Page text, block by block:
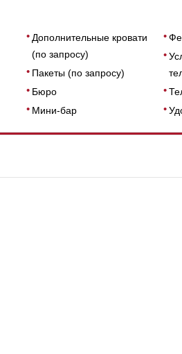
Дополнительные кровати
(по запросу)
Пакеты (по запросу)
Бюро
Мини-бар